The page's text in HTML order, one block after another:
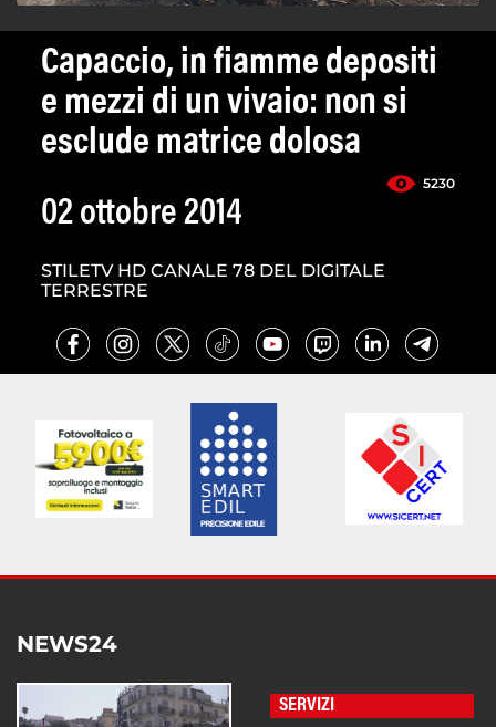
Capaccio, in fiamme depositi
e mezzi di un vivaio: non si
esclude matrice dolosa
5230
02 ottobre 2014
STILETV HD CANALE 78 DEL DIGITALE
TERRESTRE
NEWS24
SERVIZI